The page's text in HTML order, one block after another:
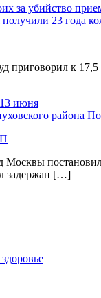
23 года
приговорил к
района
задержан […]